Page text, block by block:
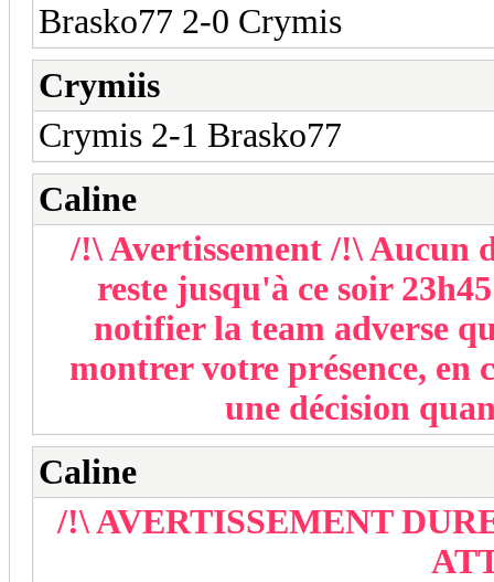
Brasko77 2-0 Crymis
Crymiis
Crymis 2-1 Brasko77
Caline
/!\ Avertissement /!\ Aucun
reste jusqu'à ce soir
notifier la team adverse
montrer votre présence, en
une décision
Caline
/!\ AVERTISSEMENT